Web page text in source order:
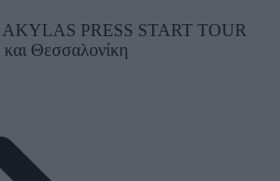
AKYLAS PRESS START TOUR
Θεσσαλονίκη